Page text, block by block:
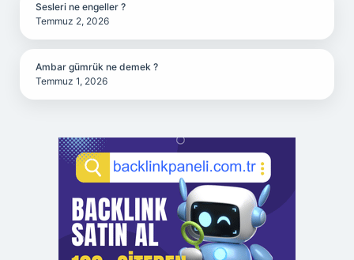
Sesleri ne engeller ?
Temmuz 2, 2026
Ambar gümrük ne demek ?
Temmuz 1, 2026